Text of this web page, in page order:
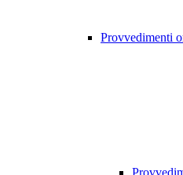
Provvedimenti